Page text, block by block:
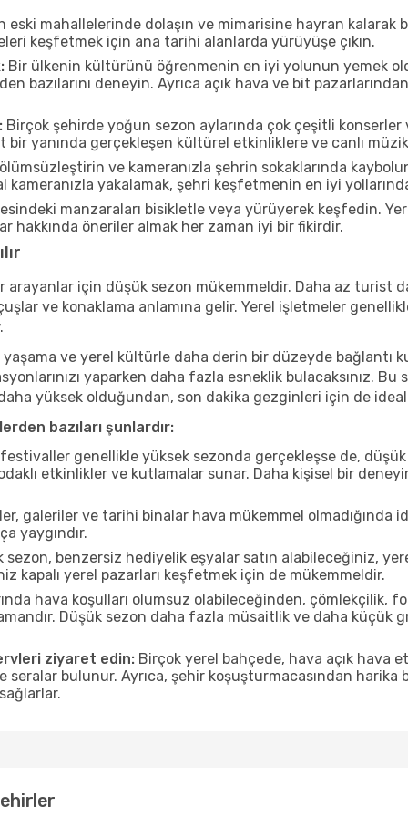
eski mahallelerinde dolaşın ve mimarisine hayran kalarak
keşfetmek için ana tarihi alanlarda yürüyüşe çıkın.
Bir ülkenin kültürünü öğrenmenin en iyi yolunun yemek
bazılarını deneyin. Ayrıca açık hava ve bit
Birçok şehirde yoğun sezon aylarında çok çeşitli
yanında gerçekleşen kültürel etkinliklere ve canlı
ve kameranızla şehrin sokaklarında
yakalamak, şehri keşfetmenin en iyi
manzaraları bisikletle veya yürüyerek keşfedin.
hakkında öneriler almak her zaman iyi bir fikirdir.
arayanlar için düşük sezon mükemmeldir. Daha az turist
ve konaklama anlamına gelir. Yerel işletmeler
ve yerel kültürle daha derin bir düzeyde bağlantı
yaparken daha fazla esneklik bulacaksınız.
yüksek olduğundan, son dakika gezginleri için de
bazıları şunlardır:
genellikle yüksek sezonda gerçekleşse de, düşük
etkinlikler ve kutlamalar sunar. Daha kişisel bir
galeriler ve tarihi binalar hava mükemmel olmadığında
yaygındır.
sezon, benzersiz hediyelik eşyalar satın alabileceğiniz,
kapalı yerel pazarları keşfetmek için de mükemmeldir.
hava koşulları olumsuz olabileceğinden, çömlekçilik,
Düşük sezon daha fazla müsaitlik ve daha küçük
ziyaret edin: Birçok yerel bahçede, hava açık hava
seralar bulunur. Ayrıca, şehir koşuşturmacasından